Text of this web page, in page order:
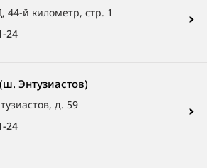
й километр, стр. 1
24
Энтузиастов)
д. 59
24